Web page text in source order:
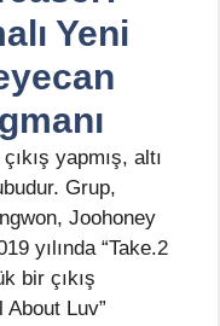
Yeni
yapmış, altı
Grup,
Joohoney
yılında “Take.2
bir çıkış
About Luv”